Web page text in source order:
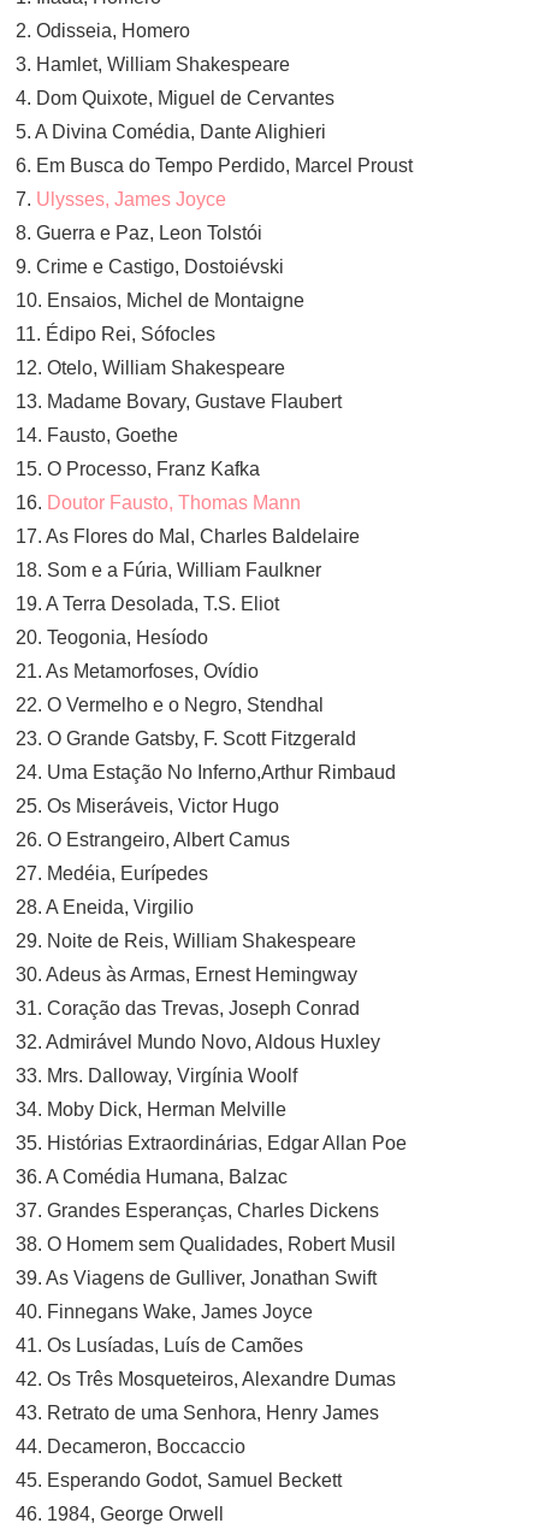
2. Odisseia, Homero
3. Hamlet, William Shakespeare
4. Dom Quixote, Miguel de Cervantes
5. A Divina Comédia, Dante Alighieri
6. Em Busca do Tempo Perdido, Marcel Proust
7. Ulysses, James Joyce
8. Guerra e Paz, Leon Tolstói
9. Crime e Castigo, Dostoiévski
10. Ensaios, Michel de Montaigne
11. Édipo Rei, Sófocles
12. Otelo, William Shakespeare
13. Madame Bovary, Gustave Flaubert
14. Fausto, Goethe
15. O Processo, Franz Kafka
16. Doutor Fausto, Thomas Mann
17. As Flores do Mal, Charles Baldelaire
18. Som e a Fúria, William Faulkner
19. A Terra Desolada, T.S. Eliot
20. Teogonia, Hesíodo
21. As Metamorfoses, Ovídio
22. O Vermelho e o Negro, Stendhal
23. O Grande Gatsby, F. Scott Fitzgerald
24. Uma Estação No Inferno,Arthur Rimbaud
25. Os Miseráveis, Victor Hugo
26. O Estrangeiro, Albert Camus
27. Medéia, Eurípedes
28. A Eneida, Virgilio
29. Noite de Reis, William Shakespeare
30. Adeus às Armas, Ernest Hemingway
31. Coração das Trevas, Joseph Conrad
32. Admirável Mundo Novo, Aldous Huxley
33. Mrs. Dalloway, Virgínia Woolf
34. Moby Dick, Herman Melville
35. Histórias Extraordinárias, Edgar Allan Poe
36. A Comédia Humana, Balzac
37. Grandes Esperanças, Charles Dickens
38. O Homem sem Qualidades, Robert Musil
39. As Viagens de Gulliver, Jonathan Swift
40. Finnegans Wake, James Joyce
41. Os Lusíadas, Luís de Camões
42. Os Três Mosqueteiros, Alexandre Dumas
43. Retrato de uma Senhora, Henry James
44. Decameron, Boccaccio
45. Esperando Godot, Samuel Beckett
46. 1984, George Orwell